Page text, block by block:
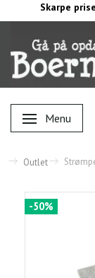
Skarpe
SkifteMenu
Outlet
-50%